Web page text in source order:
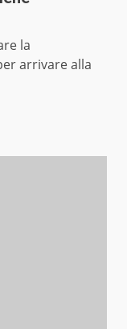
la
arrivare alla